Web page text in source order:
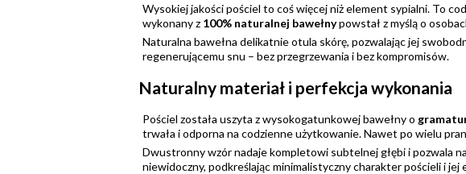
Wysokiej jakości pościel to coś więcej niż element sypialni. To
wykonany z 100% naturalnej bawełnypowstał z myślą o
Naturalna bawełna delikatnie otula skórę, pozwalając jej
regenerującemu snu – bez przegrzewania i bez kompromisów.
Naturalny materiał i perfekcja wykonania
Pościel została uszyta z wysokogatunkowej bawełny o
trwała i odporna na codzienne użytkowanie. Nawet po wielu
Dwustronny wzór nadaje kompletowi subtelnej głębi i pozwala
niewidoczny, podkreślając minimalistyczny charakter pościeli i jej